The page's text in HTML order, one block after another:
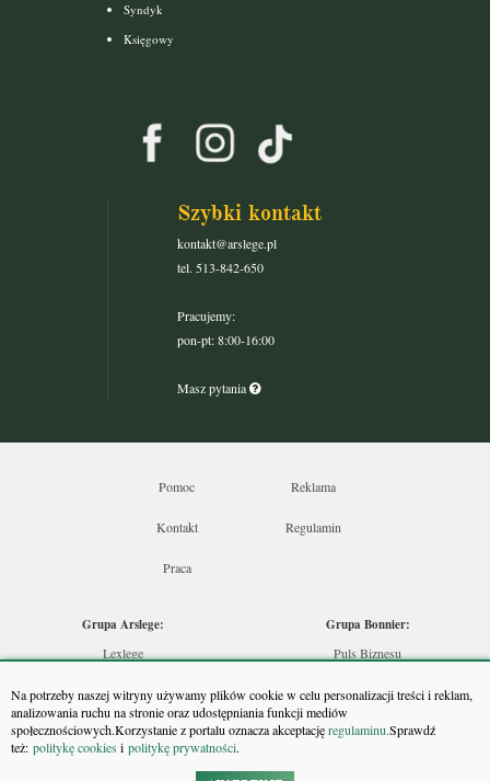
Na potrzeby naszej witryny używamy plików cookie w celu personalizacji treści i reklam,
analizowania ruchu na stronie oraz udostępniania funkcji mediów
społecznościowych.Korzystanie z portalu oznacza akceptacjęregulaminu.Sprawdź
też: politykę cookiesi politykę prywatności.
Syndyk
Księgowy
Szybki kontakt
kontakt@arslege.pl
tel. 513-842-650
Pracujemy:
pon-pt: 8:00-16:00
Masz pytania
Pomoc Reklama
Kontakt Regulamin
Praca
Grupa Arslege:
Lexlege
Skarbowcy
Urzędnik
Rzeczoznawca
Grupa Bonnier:
Puls Biznesu
Puls Medycyny
Monitor Firm